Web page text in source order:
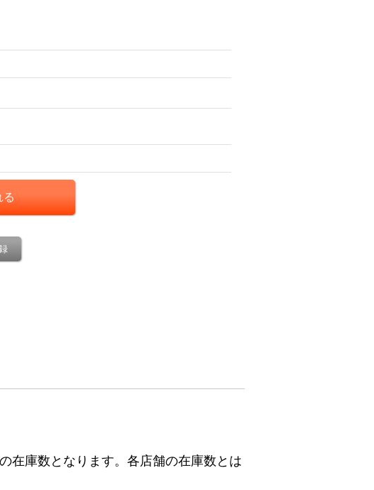
在庫数となります。各店舗の在庫数とは